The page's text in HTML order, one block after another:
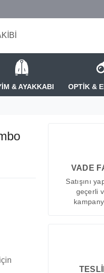
& AYAKKABI OPTİK &
VADE
Satışını
geçerli